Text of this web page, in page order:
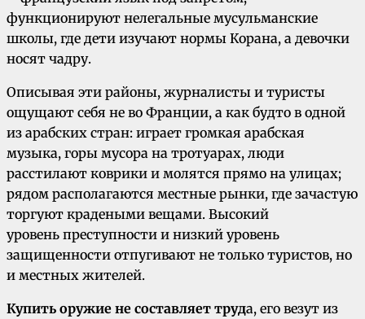
функционируют нелегальные мусульманские
школы, где дети изучают нормы Корана, а девочки
носят чадру.
Описывая эти районы, журналисты и туристы
ощущают себя не во Франции, а как будто в одной
из арабских стран: играет громкая арабская
музыка, горы мусора на тротуарах, люди
расстилают коврики и молятся прямо на улицах;
рядом располагаются местные рынки, где зачастую
торгуют крадеными вещами. Высокий
уровень преступности и низкий уровень
защищенности отпугивают не только туристов, но
и местных жителей.
Купить оружие не составляет труда, его везут из